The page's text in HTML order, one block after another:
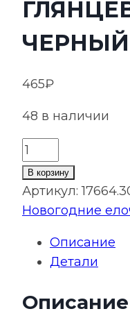
ЧЕРНЫЙ
465₽
48 в наличии
Количество
товара
Елочный
шар
Gloss,
глянцевый
В корзину
Артикул:
Новогодние
Описание
Детали
Описание